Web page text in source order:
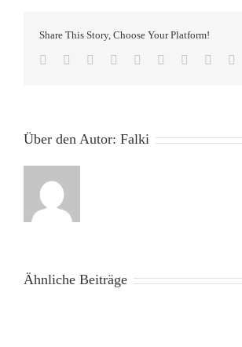
Share This Story, Choose Your Platform!
Facebook
TwitterReddit LinkedInWhatsApp
TumblrPinterest
Über den Autor: Falki
Ähnliche Beiträge